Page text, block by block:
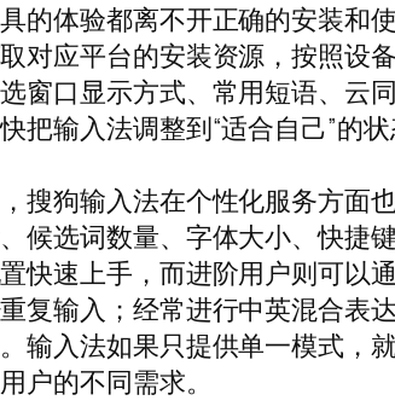
的体验都离不开正确的安装和
对应平台的安装资源，按照设
窗口显示方式、常用短语、云
把输入法调整到“适合自己”的
搜狗输入法在个性化服务方面
候选词数量、字体大小、快捷
快速上手，而进阶用户则可以
复输入；经常进行中英混合表
输入法如果只提供单一模式，
户的不同需求。